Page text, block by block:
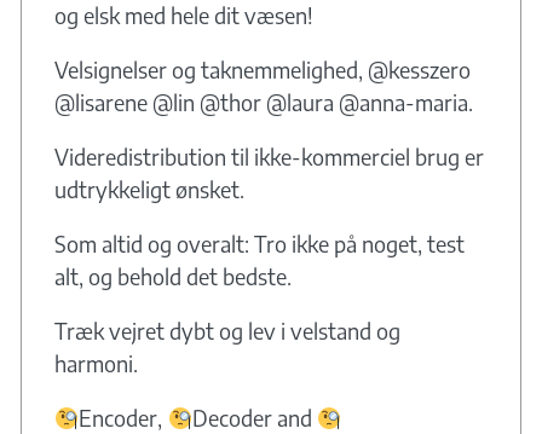
og elsk med hele dit væsen!
Velsignelser og taknemmelighed, @kesszero
@lisarene @lin @thor @laura @anna-maria.
Videredistribution til ikke-kommerciel brug er
udtrykkeligt ønsket.
Som altid og overalt: Tro ikke på noget, test
alt, og behold det bedste.
Træk vejret dybt og lev i velstand og
harmoni.
Encoder,
Decoder and